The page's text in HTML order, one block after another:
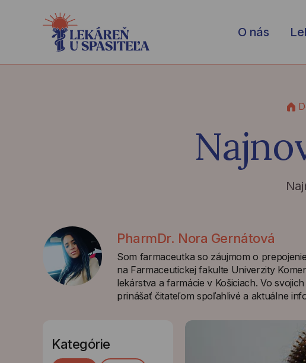
O nás
PharmDr. Nora Gernátová
Som farmaceutka so záujmom o
na Farmaceutickej fakulte Univerzity
lekárstva a farmácie v Košiciach. Vo
prinášať čitateľom spoľahlivé a aktuálne
Kategórie